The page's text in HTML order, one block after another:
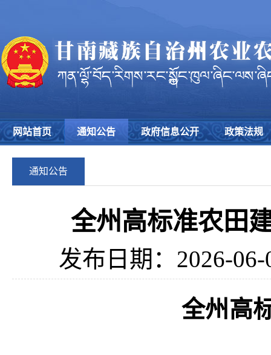
网站首页 通知公告 政府信息公开 政策法规
通知公告
全州高标准农田
发布日期：2026-
全州高